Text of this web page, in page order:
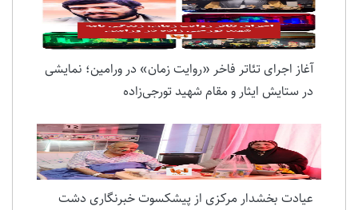
آغاز اجرای تئاتر فاخر «روایت زمان» در ورامین؛ نمایشی
در ستایش ایثار و مقام شهید تورجی‌زاده
عیادت بخشدار مرکزی از پیشکسوت خبرنگاری دشت